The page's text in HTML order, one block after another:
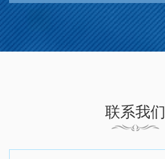
联系我们